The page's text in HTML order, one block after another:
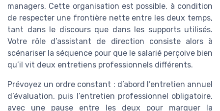
managers. Cette organisation est possible, à condition
de respecter une frontière nette entre les deux temps,
tant dans le discours que dans les supports utilisés.
Votre rôle d’assistant de direction consiste alors à
scénariser la séquence pour que le salarié perçoive bien
qu’il vit deux entretiens professionnels différents.
Prévoyez un ordre constant : d’abord l’entretien annuel
d’évaluation, puis l’entretien professionnel obligatoire,
avec une pause entre les deux pour marquer la